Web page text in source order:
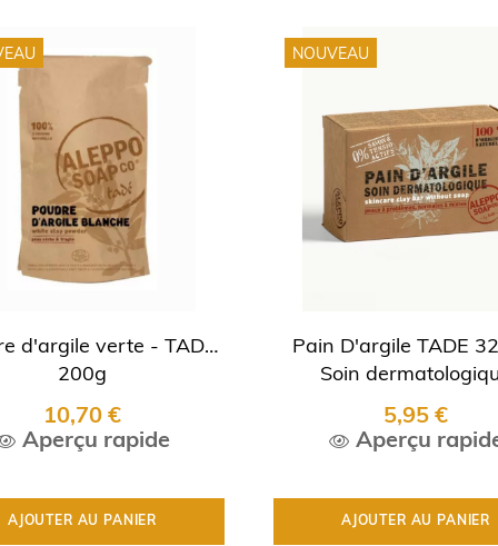
d'argile verte - TADE
200g
10,70 €
Aperçu rapide
AJOUTER AU PANIER
NOUVEAU
Pain D'argile TADE
Soin
5,95 €
Aperçu
AJOUTER AU PANIER